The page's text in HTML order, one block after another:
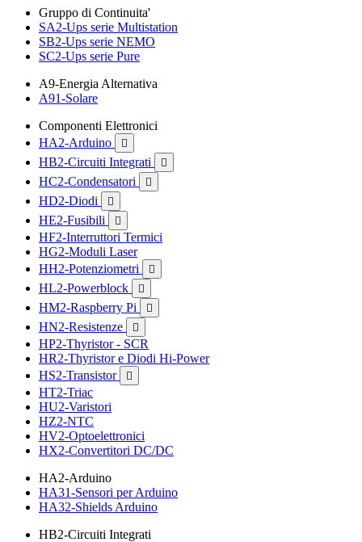
Gruppo di Continuita'
SA2-Ups serie Multistation
SB2-Ups serie NEMO
SC2-Ups serie Pure
A9-Energia Alternativa
A91-Solare
Componenti Elettronici
HA2-Arduino

HB2-Circuiti Integrati 
HC2-Condensatori 
HD2-Diodi 
HE2-Fusibili 
HF2-Interruttori Termici
HG2-Moduli Laser
HH2-Potenziometri

HL2-Powerblock 
HM2-Raspberry Pi 
HN2-Resistenze 
HP2-Thyristor - SCR
HR2-Thyristor e Diodi Hi-Power
HS2-Transistor

HT2-Triac
HU2-Varistori
HZ2-NTC
HV2-Optoelettronici
HX2-Convertitori DC/DC
HA2-Arduino
HA31-Sensori per Arduino
HA32-Shields Arduino
HB2-Circuiti Integrati